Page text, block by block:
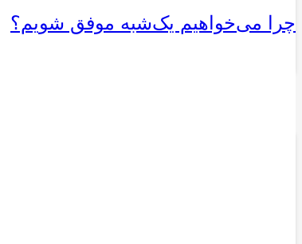
چرا می‌خواهیم یک‌شبه موفق شویم؟